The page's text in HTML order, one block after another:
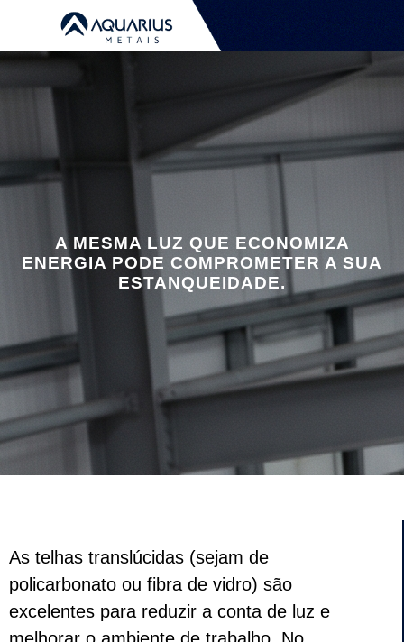
A MESMA LUZ QUE ECONOMIZA
ENERGIA PODE COMPROMETER A SUA
ESTANQUEIDADE.
As telhas translúcidas (sejam de
policarbonato ou fibra de vidro) são
excelentes para reduzir a conta de luz e